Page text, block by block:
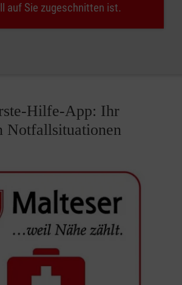
auf Sie zugeschnitten ist.
Hilfe-App: Ihr
Notfallsituationen